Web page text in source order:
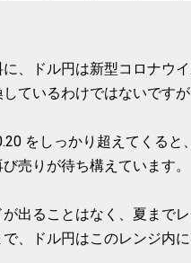
、ドル円は新型コロナウ
ているわけではないです
をしっかり超えてくる
売りが待ち構えています。
出ることはなく、夏まで
、ドル円はこのレンジ内